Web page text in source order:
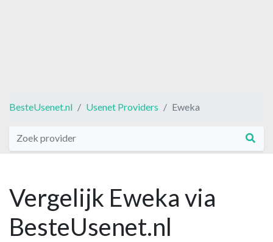
BesteUsenet.nl Usenet Providers Eweka
Vergelijk Eweka via
BesteUsenet.nl